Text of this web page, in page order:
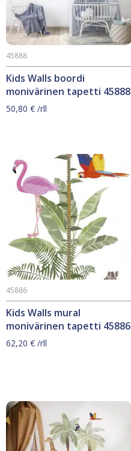
Kids Walls boordi
monivärinen tapetti 45888
45888
50,80 € /rll
Kids Walls mural
monivärinen tapetti 45886
45886
62,20 € /rll